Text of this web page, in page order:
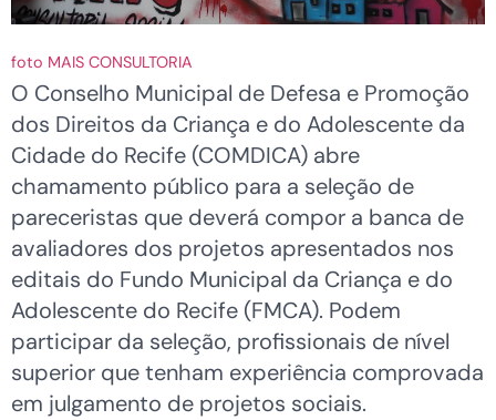
foto MAIS CONSULTORIA
O Conselho Municipal de Defesa e Promoção
dos Direitos da Criança e do Adolescente da
Cidade do Recife (COMDICA) abre
chamamento público para a seleção de
pareceristas que deverá compor a banca de
avaliadores dos projetos apresentados nos
editais do Fundo Municipal da Criança e do
Adolescente do Recife (FMCA). Podem
participar da seleção, profissionais de nível
superior que tenham experiência comprovada
em julgamento de projetos sociais.